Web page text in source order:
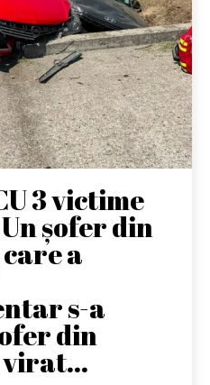
3 victime
șofer din
a
s-a
din
virat...